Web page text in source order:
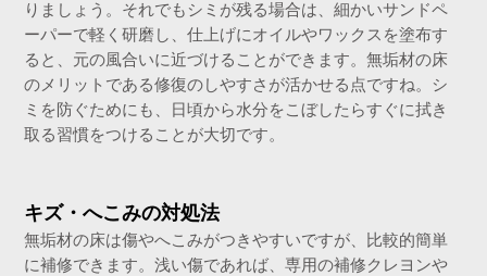
りましょう。それでもシミが残る場合は、細かいサンドペ
ーパーで軽く研磨し、仕上げにオイルやワックスを塗布す
ると、元の風合いに近づけることができます。無垢材の床
のメリットである修復のしやすさが活かせる点ですね。シ
ミを防ぐためにも、日頃から水分をこぼしたらすぐに拭き
取る習慣をつけることが大切です。
キズ・へこみの対処法
無垢材の床は傷やへこみがつきやすいですが、比較的簡単
に補修できます。浅い傷であれば、専用の補修クレヨンや